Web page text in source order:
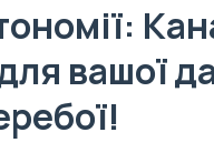
вашої